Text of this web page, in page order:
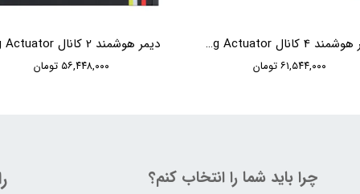
۵۶,۴۴۸,۰۰۰ تومان
دیمر هوشمند 4 کانال HDL 4CH 3A Leading Edge Dimming Actuator
۶۱,۵۴۴,۰۰۰ تومان
چرا باید شما را انتخاب کنم؟